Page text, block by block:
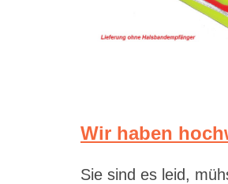
Wir haben
Sie sind es leid,